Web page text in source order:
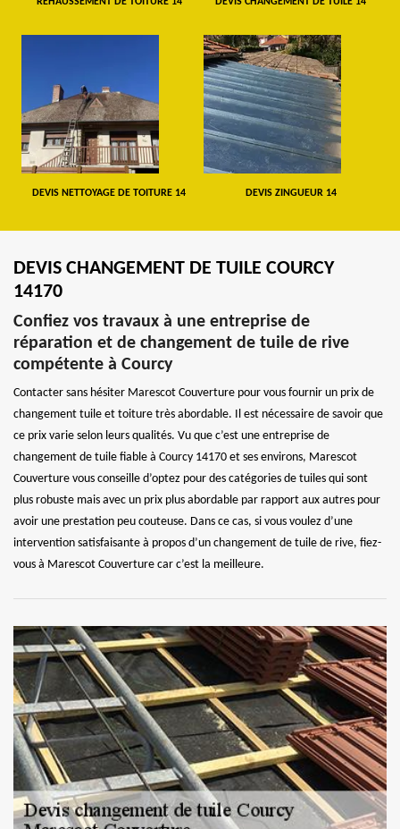
DEVIS NETTOYAGE DE TOITURE 14 DEVIS ZINGUEUR 14
DEVIS CHANGEMENT DE TUILE COURCY
14170
Confiez vos travaux à une entreprise de
réparation et de changement de tuile de rive
compétente à Courcy
Contacter sans hésiter Marescot Couverture pour vous fournir un prix de
changement tuile et toiture très abordable. Il est nécessaire de savoir que
ce prix varie selon leurs qualités. Vu que c’est une entreprise de
changement de tuile fiable à Courcy 14170 et ses environs, Marescot
Couverture vous conseille d’optez pour des catégories de tuiles qui sont
plus robuste mais avec un prix plus abordable par rapport aux autres pour
avoir une prestation peu couteuse. Dans ce cas, si vous voulez d’une
intervention satisfaisante à propos d’un changement de tuile de rive, fiez-
vous à Marescot Couverture car c’est la meilleure.